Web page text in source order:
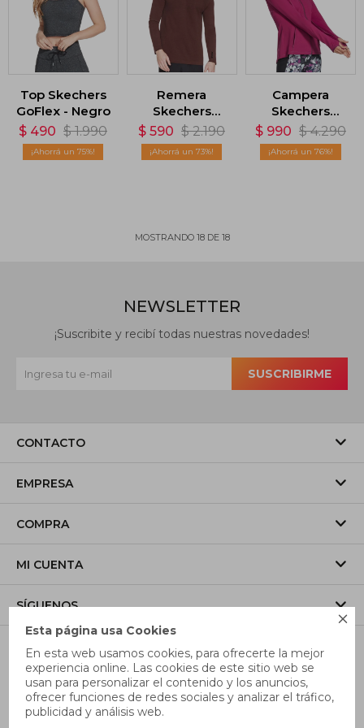

Esta página usa Cookies
En esta web usamos cookies, para ofrecerte la mejor
experiencia online. Las cookies de este sitio web se
usan para personalizar el contenido y los anuncios,
ofrecer funciones de redes sociales y analizar el tráfico,
publicidad y análisis web.
Top Skechers
GoFlex - Negro
$ 490 $ 1.990
75
Remera
Skechers
Seamless -
Rojo
$ 590 $ 2.190
73
Campera
Skechers
GoWalk Mesh -
Rosa
$ 990 $ 4.290
76
MOSTRANDO 18DE 18
CONTACTO
EMPRESA
COMPRA
MI CUENTA
SÍGUENOS
NEWSLETTER
¡Suscribite y recibí todas nuestras novedades!
SUSCRIBIRME